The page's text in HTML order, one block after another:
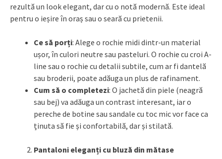
rezultă un look elegant, dar cu o notă modernă. Este ideal
pentru o ieșire în oraș sau o seară cu prietenii.
Ce să porți: Alege o rochie midi dintr-un material
ușor, în culori neutre sau pasteluri. O rochie cu croi A-
line sau o rochie cu detalii subtile, cum ar fi dantelă
sau broderii, poate adăuga un plus de rafinament.
Cum să o completezi: O jachetă din piele (neagră
sau bej) va adăuga un contrast interesant, iar o
pereche de botine sau sandale cu toc mic vor face ca
ținuta să fie și confortabilă, dar și stilată.
Pantaloni eleganți cu bluză din mătase